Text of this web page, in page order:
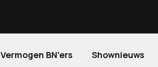
Vermogen BN'ers Shownieuws